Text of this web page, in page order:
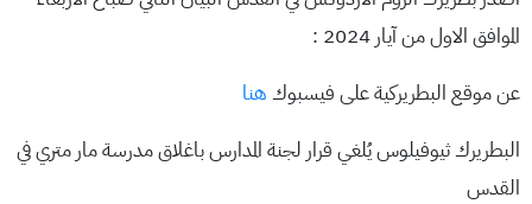
الموافق الاول من آيار 2024 :
عن موقع البطريركية على فيسبوك هنا
البطريرك ثيوفيلوس يُلغي قرار لجنة المدارس باغلاق مدرسة مار متري في
القدس